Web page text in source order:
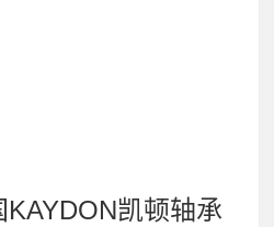
KAYDON凯顿轴承